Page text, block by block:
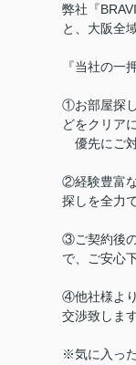
弊社『
と、大阪全
『当社の一
①お部屋探
どをクリア
優先にご
②経験豊富
探しを全力
③ご契約後
で、ご安心
④他社様よ
交渉致しま
※気に入っ